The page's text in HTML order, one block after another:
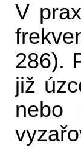
V
286).
již
nebo